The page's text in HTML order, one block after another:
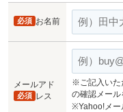
お名前
必須
メールアド
レス
必須
※ご記入いた
の確認メール
※Yahoo!メー